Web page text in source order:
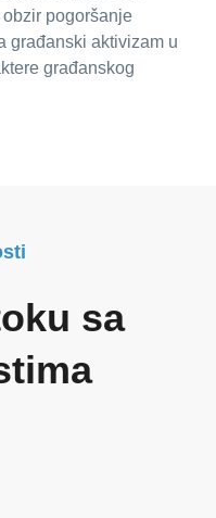
pogoršanje
građanski aktivizam u
građanskog
sa